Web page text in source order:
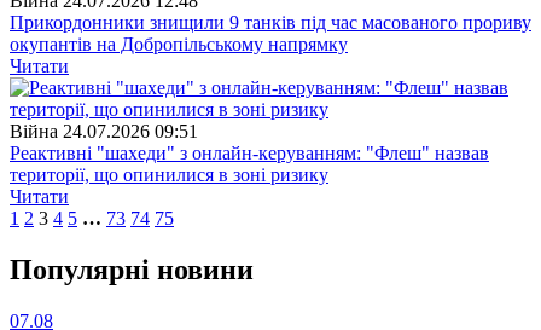
Прикордонники знищили 9 танків під час масованого прориву
окупантів на Добропільському напрямку
Читати
Війна 24.07.2026 09:51
Реактивні "шахеди" з онлайн-керуванням: "Флеш" назвав
території, що опинилися в зоні ризику
Читати
1 2 3 4 5 … 73 74 75
Популярнi новини
07.08